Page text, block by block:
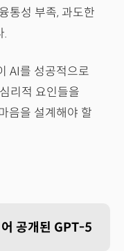
통성 부족, 과도한
.
AI를 성공적으로
리적 요인들을
음을 설계해야 할
공개된 GPT-5